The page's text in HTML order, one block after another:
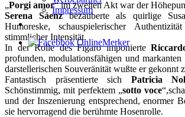
Impressum
„Porgi amor“ im zweiten Akt war der
Serena Sáenzbezauberte als quirlige
Humoreske, schauspielerischer
stimmlicher Intensität.
In der Rolle des Figaro imponierte
profunden, modulationsfähigen und
darstellerischen Souveränität wußte er gekonnt
Fantastisch präsentierte sich Patricia
Schönstimmig, mit perfektem „sotto voce
und der Inszenierung entsprechend, enormer
sie hervorragend die berühmte Hosenrolle.